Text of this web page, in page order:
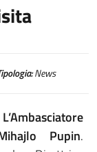
News
L’Ambasciatore
Pupin.